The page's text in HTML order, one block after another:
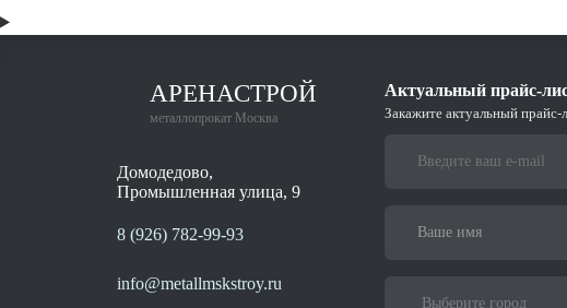
АРЕНАСТРОЙ
металлопрокат Москва
Домодедово,
Промышленная улица, 9
8 (926) 782-99-93
info@metallmskstroy.ru
Актуальный прайс-
Закажите актуальный прайс-